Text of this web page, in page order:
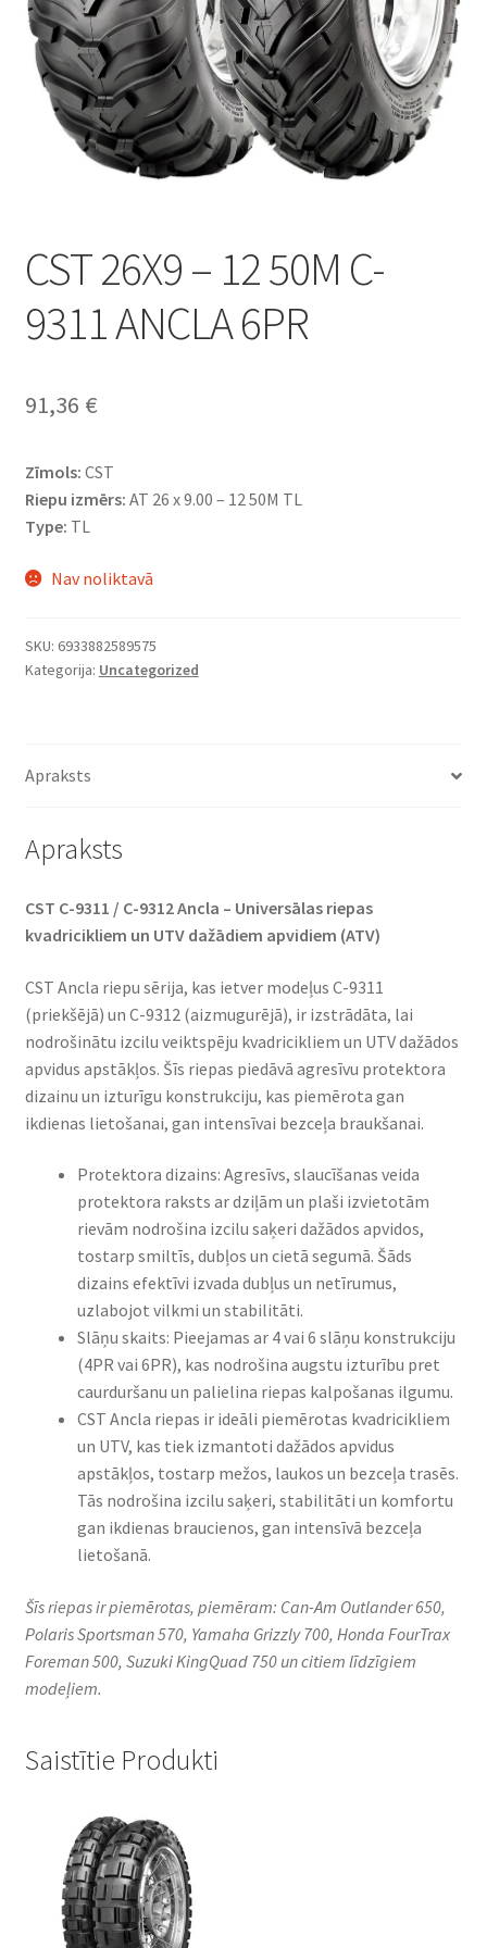
CST 26X9 – 12 50M C-
9311 ANCLA 6PR
91,36 €
Zīmols: CST
Riepu izmērs: AT 26 x 9.00 – 12 50M TL
Type: TL
Nav noliktavā
SKU: 6933882589575
Kategorija: Uncategorized
Apraksts
Apraksts
CST C-9311 / C-9312 Ancla – Universālas riepas
kvadricikliem un UTV dažādiem apvidiem (ATV)
CST Ancla riepu sērija, kas ietver modeļus C-9311
(priekšējā) un C-9312 (aizmugurējā), ir izstrādāta, lai
nodrošinātu izcilu veiktspēju kvadricikliem un UTV dažādos
apvidus apstākļos. Šīs riepas piedāvā agresīvu protektora
dizainu un izturīgu konstrukciju, kas piemērota gan
ikdienas lietošanai, gan intensīvai bezceļa braukšanai.
Protektora dizains: Agresīvs, slaucīšanas veida
protektora raksts ar dziļām un plaši izvietotām
rievām nodrošina izcilu saķeri dažādos apvidos,
tostarp smiltīs, dubļos un cietā segumā. Šāds
dizains efektīvi izvada dubļus un netīrumus,
uzlabojot vilkmi un stabilitāti.
Slāņu skaits: Pieejamas ar 4 vai 6 slāņu konstrukciju
(4PR vai 6PR), kas nodrošina augstu izturību pret
caurduršanu un palielina riepas kalpošanas ilgumu.
CST Ancla riepas ir ideāli piemērotas kvadricikliem
un UTV, kas tiek izmantoti dažādos apvidus
apstākļos, tostarp mežos, laukos un bezceļa trasēs.
Tās nodrošina izcilu saķeri, stabilitāti un komfortu
gan ikdienas braucienos, gan intensīvā bezceļa
lietošanā.
Šīs riepas ir piemērotas, piemēram: Can-Am Outlander 650,
Polaris Sportsman 570, Yamaha Grizzly 700, Honda FourTrax
Foreman 500, Suzuki KingQuad 750 un citiem līdzīgiem
modeļiem.
Saistītie Produkti